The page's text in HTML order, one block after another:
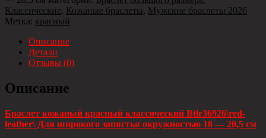
Классические, Кожаные браслеты, Мужские браслеты 2026
Метка: красный
Описание
Детали
Отзывы (0)
Описание
Браслет кожаный красный классический Btlr36926\red-
leather\ Для широкого запястья окружностью 18 — 20,5 см